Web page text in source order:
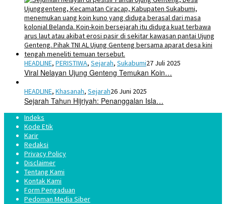
HEADLINE, PERISTIWA, Sejarah, Sukabumi27 Juli 2025
Viral Nelayan Ujung Genteng Temukan Koin…
HEADLINE, Khasanah, Sejarah26 Juni 2025
Sejarah Tahun Hijriyah: Penanggalan Isla…
Indeks
Kode Etik
Karir
Redaksi
Privacy Policy
Disclaimer
Tentang Kami
Kontak Kami
Form Pengaduan
Pedoman Media Siber